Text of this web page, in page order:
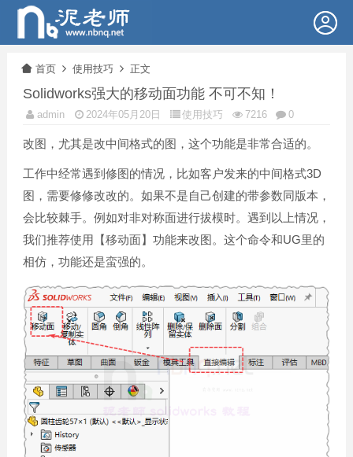
首页 使用技巧 正文
Solidworks强大的移动面功能 不可不知！
admin 2024年05月20日 使用技巧 7216 0
改图，尤其是改中间格式的图，这个功能是非常合适的。
工作中经常遇到修图的情况，比如客户发来的中间格式3D
图，需要修修改改的。如果不是自己创建的带参数同版本，
会比较棘手。例如对非对称面进行拔模时。遇到以上情况，
我们推荐使用【移动面】功能来改图。这个命令和UG里的
相仿，功能还是蛮强的。